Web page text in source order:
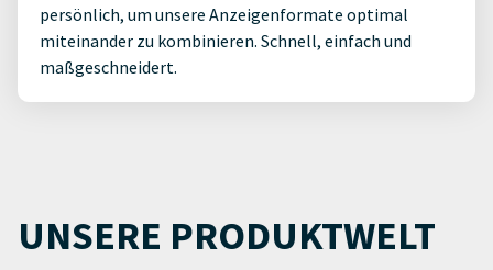
persönlich, um unsere Anzeigenformate optimal
miteinander zu kombinieren. Schnell, einfach und
maßgeschneidert.
UNSERE PRODUKTWELT